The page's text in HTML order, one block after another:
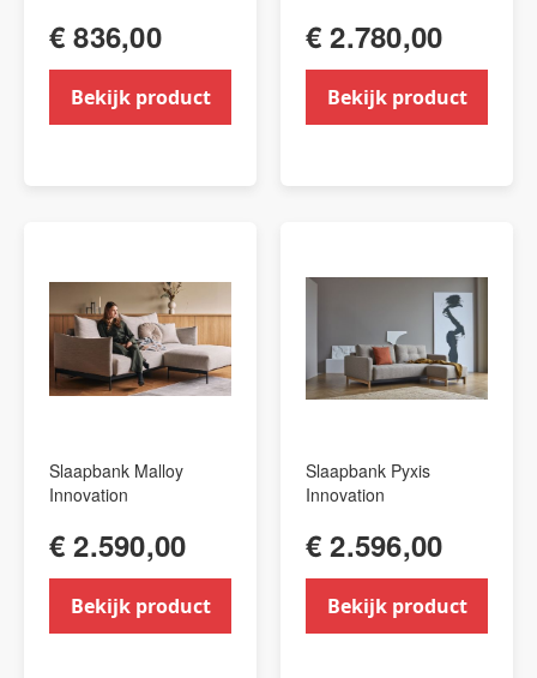
€ 836,00
Bekijk product
€ 2.780,00
Bekijk product
Slaapbank Malloy
Innovation
€ 2.590,00
Bekijk product
Slaapbank Pyxis
Innovation
€ 2.596,00
Bekijk product